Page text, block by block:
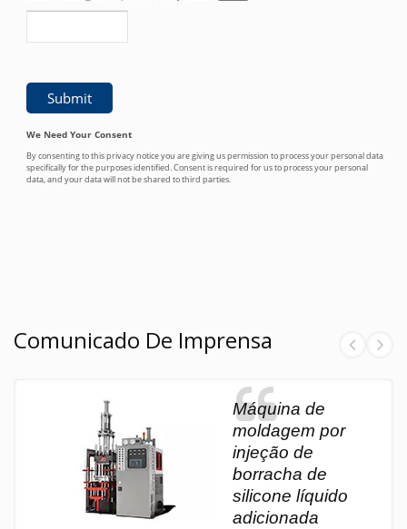
Comunicado De Imprensa
Máquina de
moldagem por
injeção de
borracha de
silicone líquido
adicionada